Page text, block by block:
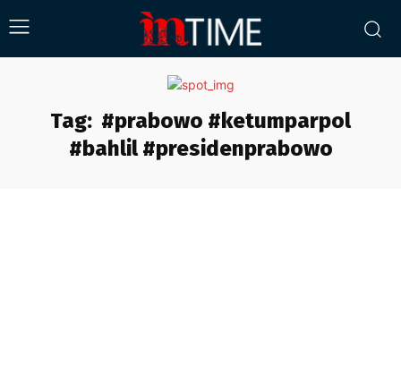
Tag: #prabowo #ketumparpol
#bahlil #presidenprabowo